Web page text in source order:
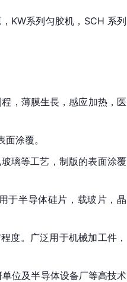
KW系列匀胶机，SCH 系列
，薄膜生長，感应加热，医
涂覆。
璃等工艺，制版的表面涂覆
于半导体硅片，载玻片，晶
度。广泛用于机械加工件，
位及半导体设备厂等高技术